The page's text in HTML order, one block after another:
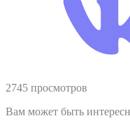
2745 просмотров
Вам может быть